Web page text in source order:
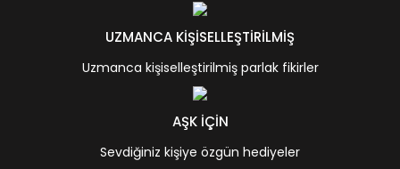
UZMANCA KİŞİSELLEŞTİRİLMİŞ
Uzmanca kişiselleştirilmiş parlak fikirler
AŞK İÇİN
Sevdiğiniz kişiye özgün hediyeler